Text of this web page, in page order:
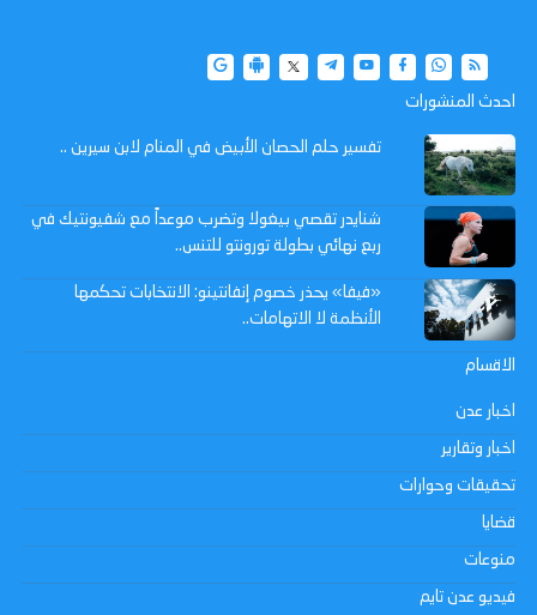
احدث المنشورات
تفسير حلم الحصان الأبيض في المنام لابن سيرين ..
شنايدر تقصي بيغولا وتضرب موعداً مع شفيونتيك في
ربع نهائي بطولة تورونتو للتنس..
«فيفا» يحذر خصوم إنفانتينو: الانتخابات تحكمها
الأنظمة لا الاتهامات..
الاقسام
اخبار عدن
اخبار وتقارير
تحقيقات وحوارات
قضايا
منوعات
فيديو عدن تايم